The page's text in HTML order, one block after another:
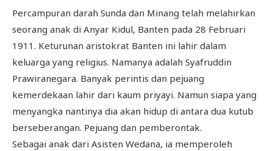
Percampuran darah Sunda dan Minang telah melahirkan
seorang anak di Anyar Kidul, Banten pada 28 Februari
1911. Keturunan aristokrat Banten ini lahir dalam
keluarga yang religius. Namanya adalah Syafruddin
Prawiranegara. Banyak perintis dan pejuang
kemerdekaan lahir dari kaum priyayi. Namun siapa yang
menyangka nantinya dia akan hidup di antara dua kutub
berseberangan. Pejuang dan pemberontak.
Sebagai anak dari Asisten Wedana, ia memperoleh